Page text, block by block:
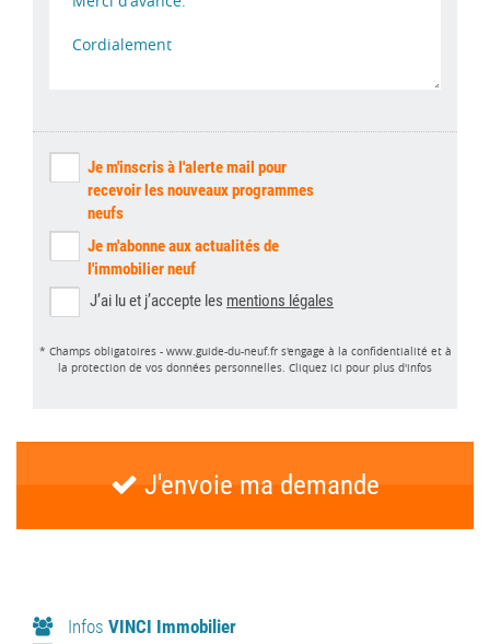
Je m'inscris à l'alerte mail pour
recevoir les nouveaux programmes
neufs
Je m'abonne aux actualités de
l'immobilier neuf
J’ai lu et j’accepte les mentions légales
* Champs obligatoires - www.guide-du-neuf.fr s'engage à la confidentialité et à
la protection de vos données personnelles. Cliquez ici pour plus d'infos
J'envoie ma demande
Infos VINCI Immobilier